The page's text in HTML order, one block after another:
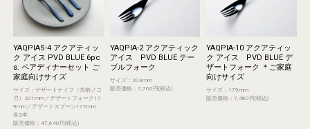
YAQPIAS-4 アクアティッ
ク アイス PVD BLUE 6pc
s. ペアディナーセット ご
家庭向けサイズ
サイズ：デザートナイフ（共柄ノコ
刃）201mm／デザートフォーク17
9mm／デザートスプーン177mm
各2本
販売価格：47,640円(税込)
YAQPIA-2 アクアティック
アイス PVD BLUE テー
ブルフォーク
サイズ：203mm
販売価格：7,700円(税込)
YAQPIA-10 アクアティッ
ク アイス PVD BLUE デ
ザートフォーク ＊ご家庭
向けサイズ
サイズ：179mm
販売価格：7,480円(税込)